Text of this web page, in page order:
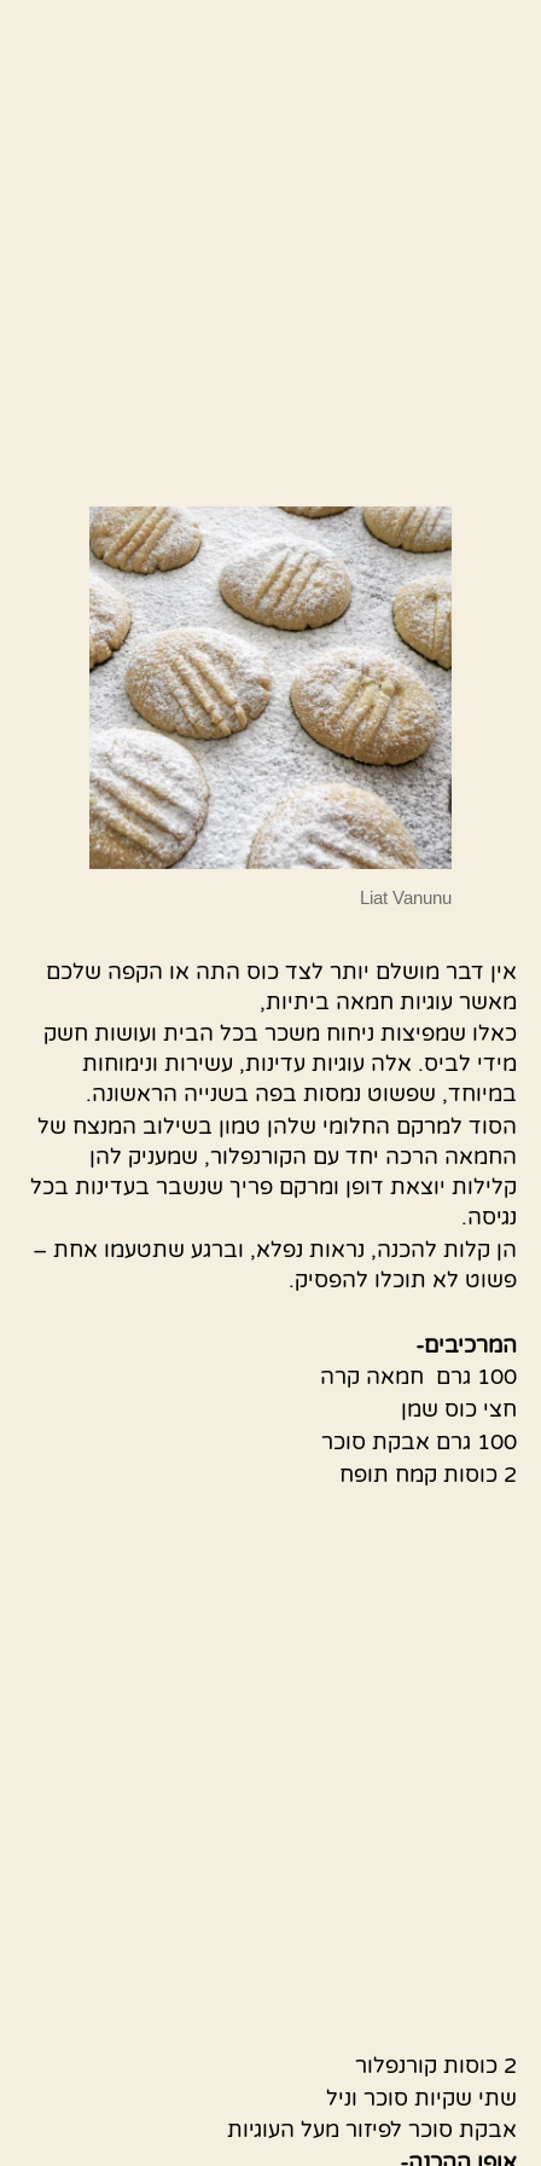
Liat Vanunu
אין דבר מושלם יותר לצד כוס התה או הקפה שלכם
מאשר עוגיות חמאה ביתיות,
כאלו שמפיצות ניחוח משכר בכל הבית ועושות חשק
מידי לביס. אלה עוגיות עדינות, עשירות ונימוחות
במיוחד, שפשוט נמסות בפה בשנייה הראשונה.
הסוד למרקם החלומי שלהן טמון בשילוב המנצח של
החמאה הרכה יחד עם הקורנפלור, שמעניק להן
קלילות יוצאת דופן ומרקם פריך שנשבר בעדינות בכל
נגיסה.
הן קלות להכנה, נראות נפלא, וברגע שתטעמו אחת –
פשוט לא תוכלו להפסיק.
המרכיבים-
100 גרם חמאה קרה
חצי כוס שמן
100 גרם אבקת סוכר
2 כוסות קמח תופח
2 כוסות קורנפלור
שתי שקיות סוכר וניל
אבקת סוכר לפיזור מעל העוגיות